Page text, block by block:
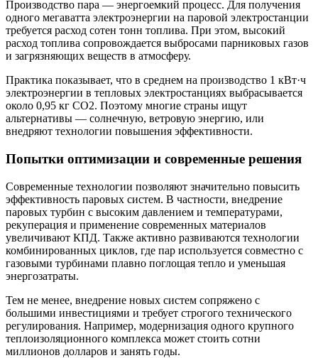
Производство пара — энергоемкий процесс. Для получения
одного мегаватта электроэнергии на паровой электростанции
требуется расход сотен тонн топлива. При этом, высокий
расход топлива сопровождается выбросами парниковых газов
и загрязняющих веществ в атмосферу.
Практика показывает, что в среднем на производство 1 кВт·ч
электроэнергии в тепловых электростанциях выбрасывается
около 0,95 кг СО2. Поэтому многие страны ищут
альтернативы — солнечную, ветровую энергию, или
внедряют технологии повышения эффективности.
Попытки оптимизации и современные решения
Современные технологии позволяют значительно повысить
эффективность паровых систем. В частности, внедрение
паровых турбин с высоким давлением и температурами,
рекуперация и применение современных материалов
увеличивают КПД. Также активно развиваются технологии
комбинированных циклов, где пар используется совместно с
газовыми турбинами плавно поглощая тепло и уменьшая
энергозатраты.
Тем не менее, внедрение новых систем сопряжено с
большими инвестициями и требует строгого технического
регулирования. Например, модернизация одного крупного
теплоизоляционного комплекса может стоить сотни
миллионов долларов и занять годы.